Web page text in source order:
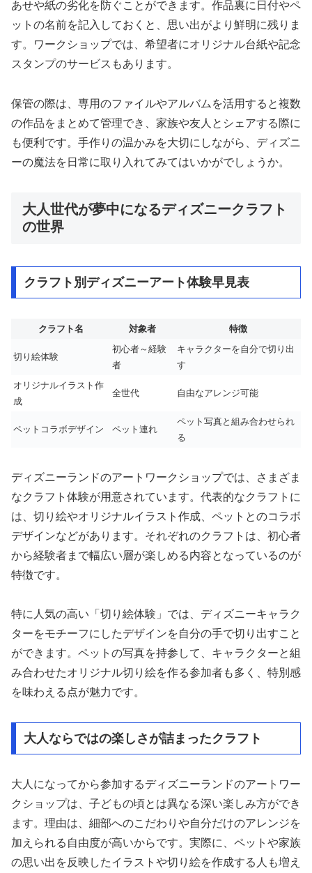
あせや紙の劣化を防ぐことができます。作品裏に日付やペ
ットの名前を記入しておくと、思い出がより鮮明に残りま
す。ワークショップでは、希望者にオリジナル台紙や記念
スタンプのサービスもあります。
保管の際は、専用のファイルやアルバムを活用すると複数
の作品をまとめて管理でき、家族や友人とシェアする際に
も便利です。手作りの温かみを大切にしながら、ディズニ
ーの魔法を日常に取り入れてみてはいかがでしょうか。
大人世代が夢中になるディズニークラフト
の世界
クラフト別ディズニーアート体験早見表
クラフト名 対象者 特徴
切り絵体験
初心者～経験
者
キャラクターを自分で切り出
す
オリジナルイラスト作
成
全世代 自由なアレンジ可能
ペットコラボデザイン ペット連れ
ペット写真と組み合わせられ
る
ディズニーランドのアートワークショップでは、さまざま
なクラフト体験が用意されています。代表的なクラフトに
は、切り絵やオリジナルイラスト作成、ペットとのコラボ
デザインなどがあります。それぞれのクラフトは、初心者
から経験者まで幅広い層が楽しめる内容となっているのが
特徴です。
特に人気の高い「切り絵体験」では、ディズニーキャラク
ターをモチーフにしたデザインを自分の手で切り出すこと
ができます。ペットの写真を持参して、キャラクターと組
み合わせたオリジナル切り絵を作る参加者も多く、特別感
を味わえる点が魅力です。
大人ならではの楽しさが詰まったクラフト
大人になってから参加するディズニーランドのアートワー
クショップは、子どもの頃とは異なる深い楽しみ方ができ
ます。理由は、細部へのこだわりや自分だけのアレンジを
加えられる自由度が高いからです。実際に、ペットや家族
の思い出を反映したイラストや切り絵を作成する人も増え